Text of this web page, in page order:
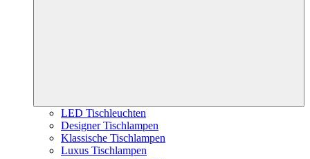
LED Tischleuchten
Designer Tischlampen
Klassische Tischlampen
Luxus Tischlampen